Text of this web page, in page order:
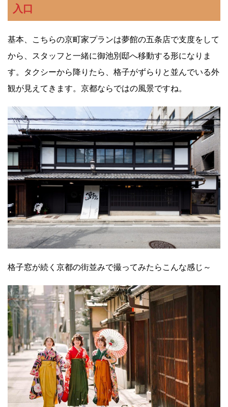
入口
基本、こちらの京町家プランは夢館の五条店で支度をして
から、スタッフと一緒に御池別邸へ移動する形になりま
す。タクシーから降りたら、格子がずらりと並んでいる外
観が見えてきます。京都ならではの風景ですね。
格子窓が続く京都の街並みで撮ってみたらこんな感じ～